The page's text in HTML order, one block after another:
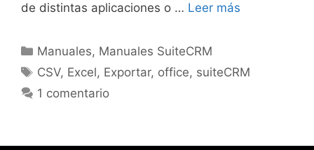
de distintas aplicaciones o … Leer más
Manuales, Manuales SuiteCRM
CSV, Excel, Exportar, office, suiteCRM
1 comentario